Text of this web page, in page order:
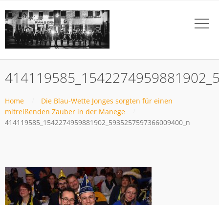
Home
Die Blau-Wette Jonges sorgten für einen
mitreißenden Zauber in der Manege
414119585_1542274959881902_5935257597366009400_n